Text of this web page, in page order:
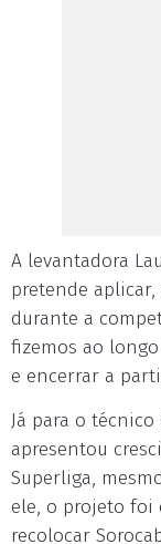
A levantadora
pretende
durante a
fizemos ao
e encerrar a
Já para o técnico
apresentou
Superliga,
ele, o projeto foi
recolocar